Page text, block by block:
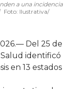
a una incidencia
Foto: Ilustrativa/
Del 25 de
identificó
en 13 estados